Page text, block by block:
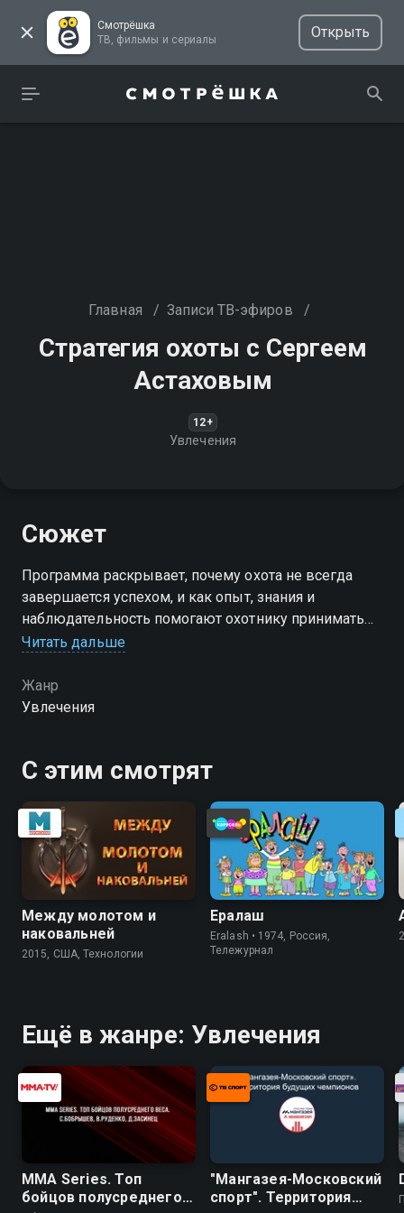
Смотрёшка
ТВ, фильмы и сериалы
Открыть
Главная / Записи ТВ-эфиров /
Стратегия охоты с Сергеем
Астаховым
12+
Увлечения
Сюжет
Программа раскрывает, почему охота не всегда
завершается успехом, и как опыт, знания и
наблюдательность помогают охотнику принимать
правильные решения. Разбираются повадки
Читать дальше
Жанр
Увлечения
С этим смотрят
Между молотом и
наковальней
2015, США, Технологии
Ералаш
Eralash • 1974, Россия,
Тележурнал
Ещё в жанре: Увлечения
MMA Series. Топ
бойцов полусреднего
"Мангазея-Московский
спорт". Территория